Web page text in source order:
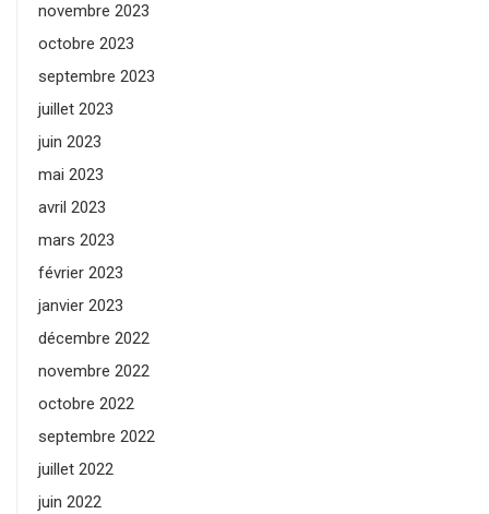
novembre 2023
octobre 2023
septembre 2023
juillet 2023
juin 2023
mai 2023
avril 2023
mars 2023
février 2023
janvier 2023
décembre 2022
novembre 2022
octobre 2022
septembre 2022
juillet 2022
juin 2022